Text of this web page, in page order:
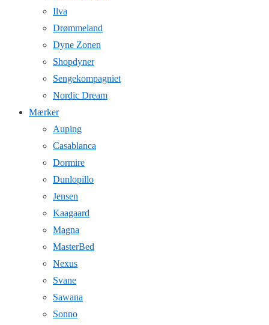
Ilva
Drømmeland
Dyne Zonen
Shopdyner
Sengekompagniet
Nordic Dream
Mærker
Auping
Casablanca
Dormire
Dunlopillo
Jensen
Kaagaard
Magna
MasterBed
Nexus
Svane
Sawana
Sonno